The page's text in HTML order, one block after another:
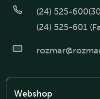
(24) 525-600
(24) 525-601
Webshop